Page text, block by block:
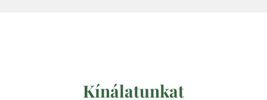
Kínálatunkat